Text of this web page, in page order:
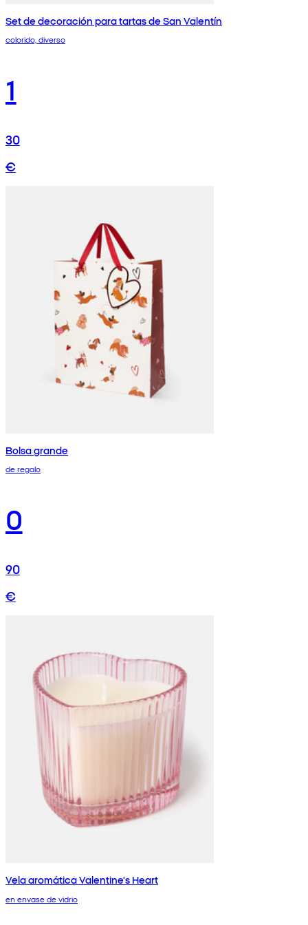
Set de decoración para tartas de San Valentín
colorido, diverso
1
30
€
Bolsa grande
de regalo
0
90
€
Vela aromática Valentine's Heart
en envase de vidrio